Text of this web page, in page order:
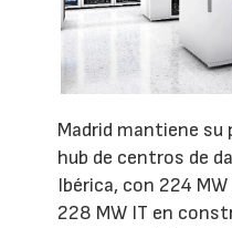
Madrid mantiene
hub de centros de
Ibérica, con 224
228 MW IT en